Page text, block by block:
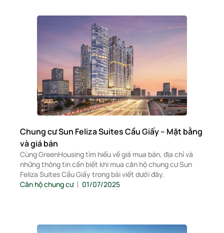
Chung cư Sun Feliza Suites Cầu Giấy – Mặt bằng
và giá bán
Cùng GreenHousing tìm hiểu về giá mua bán, địa chỉ và
những thông tin cần biết khi mua căn hộ chung cư Sun
Feliza Suites Cầu Giấy trong bài viết dưới đây.
Căn hộ chung cư
01/07/2025